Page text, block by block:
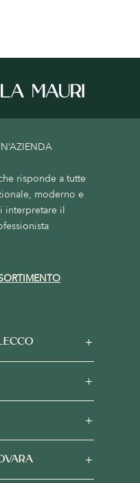
risponde a tutte
moderno e
interpretare il